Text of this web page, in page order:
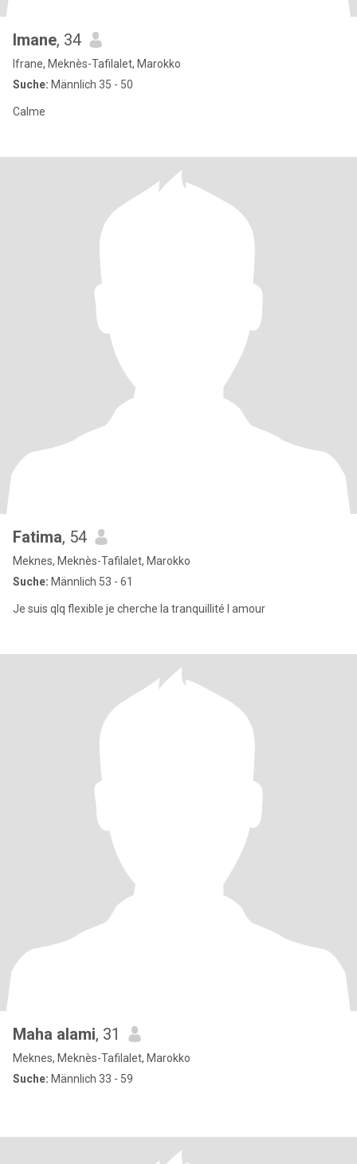
Imane, 34
Ifrane, Meknès-Tafilalet, Marokko
Suche: Männlich 35 - 50
Calme
Fatima, 54
Meknes, Meknès-Tafilalet, Marokko
Suche: Männlich 53 - 61
Je suis qlq flexible je cherche la tranquillité l amour
Maha alami, 31
Meknes, Meknès-Tafilalet, Marokko
Suche: Männlich 33 - 59